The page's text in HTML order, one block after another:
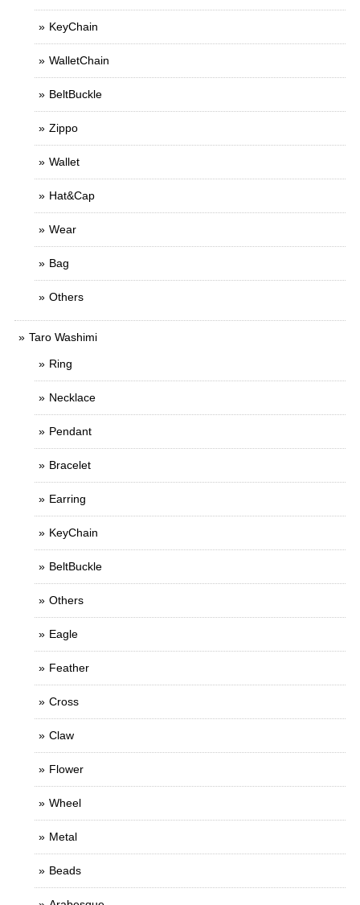
KeyChain
WalletChain
BeltBuckle
Zippo
Wallet
Hat&Cap
Wear
Bag
Others
Taro Washimi
Ring
Necklace
Pendant
Bracelet
Earring
KeyChain
BeltBuckle
Others
Eagle
Feather
Cross
Claw
Flower
Wheel
Metal
Beads